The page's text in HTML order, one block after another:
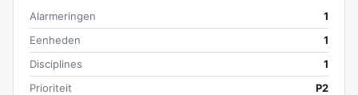
Alarmeringen
1
Eenheden
1
Disciplines
1
Prioriteit
P2